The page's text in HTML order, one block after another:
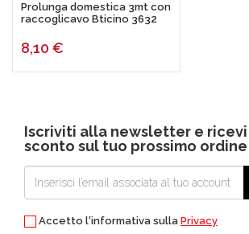
Prolunga domestica 3mt con
raccoglicavo Bticino 3632
8,10 €
Iscriviti alla newsletter e
sconto sul tuo prossimo
Accetto l'informativa sulla Privacy